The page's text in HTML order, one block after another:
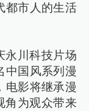
都市人的生活
永川科技片场
中国风系列漫
电影将继承漫
角为观众带来